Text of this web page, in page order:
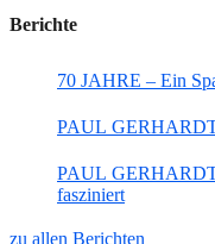
Berichte
70 JAHRE – Ein
PAUL
PAUL
fasziniert
zu allen Berichten